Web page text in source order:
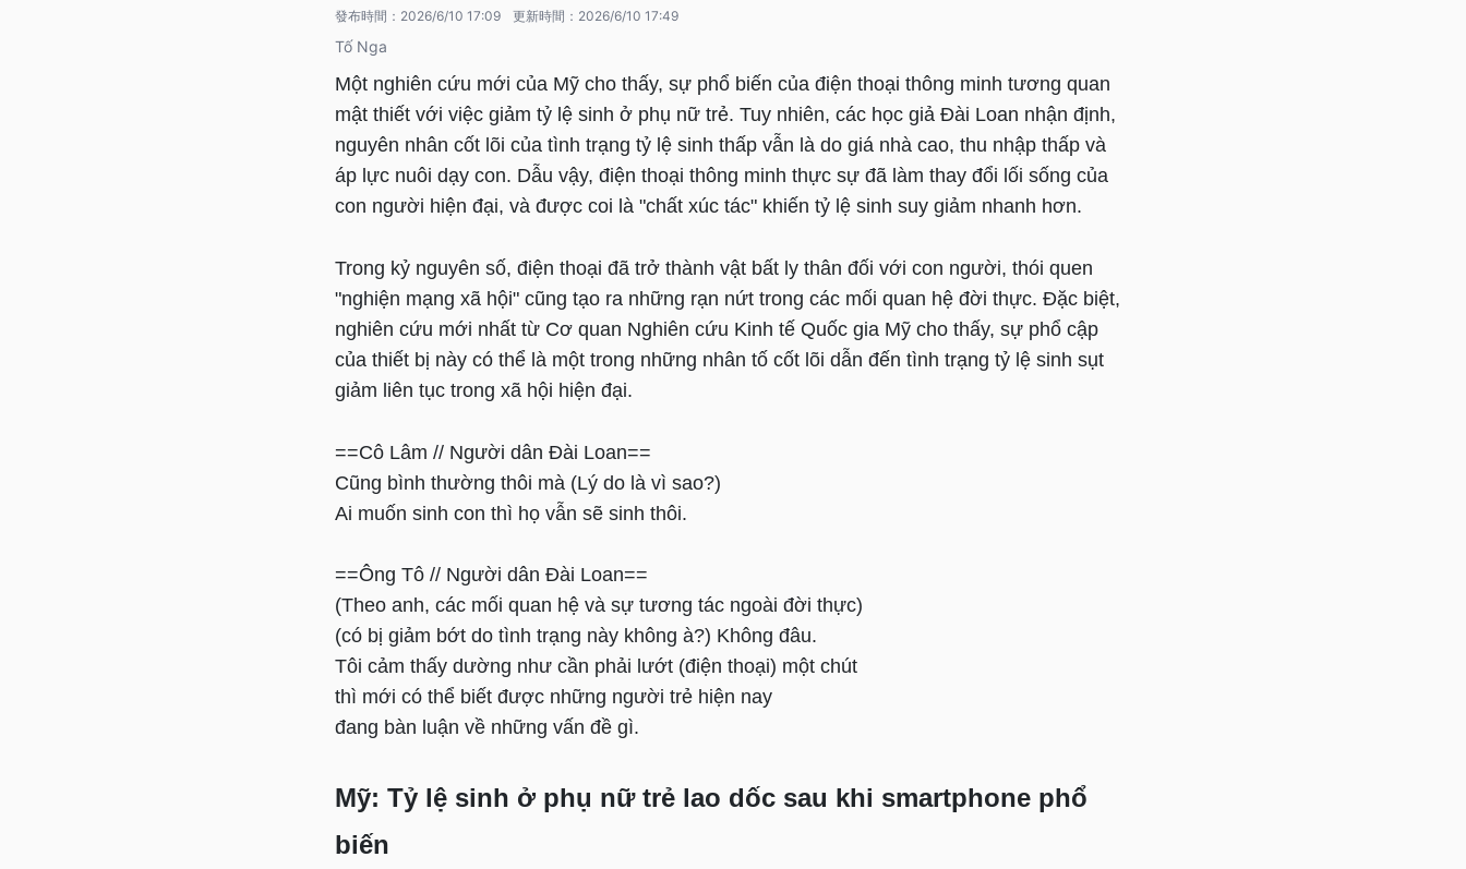
發布時間： 2026/6/10 17:09 更新時間： 2026/6/10 17:49
Tố Nga
Một nghiên cứu mới của Mỹ cho thấy, sự phổ biến của điện thoại thông minh tương quan
mật thiết với việc giảm tỷ lệ sinh ở phụ nữ trẻ. Tuy nhiên, các học giả Đài Loan nhận định,
nguyên nhân cốt lõi của tình trạng tỷ lệ sinh thấp vẫn là do giá nhà cao, thu nhập thấp và
áp lực nuôi dạy con. Dẫu vậy, điện thoại thông minh thực sự đã làm thay đổi lối sống của
con người hiện đại, và được coi là "chất xúc tác" khiến tỷ lệ sinh suy giảm nhanh hơn.
Trong kỷ nguyên số, điện thoại đã trở thành vật bất ly thân đối với con người, thói quen
"nghiện mạng xã hội" cũng tạo ra những rạn nứt trong các mối quan hệ đời thực. Đặc biệt,
nghiên cứu mới nhất từ Cơ quan Nghiên cứu Kinh tế Quốc gia Mỹ cho thấy, sự phổ cập
của thiết bị này có thể là một trong những nhân tố cốt lõi dẫn đến tình trạng tỷ lệ sinh sụt
giảm liên tục trong xã hội hiện đại.
==Cô Lâm // Người dân Đài Loan==
Cũng bình thường thôi mà (Lý do là vì sao?)
Ai muốn sinh con thì họ vẫn sẽ sinh thôi.
==Ông Tô // Người dân Đài Loan==
(Theo anh, các mối quan hệ và sự tương tác ngoài đời thực)
(có bị giảm bớt do tình trạng này không à?) Không đâu.
Tôi cảm thấy dường như cần phải lướt (điện thoại) một chút
thì mới có thể biết được những người trẻ hiện nay
đang bàn luận về những vấn đề gì.
Mỹ: Tỷ lệ sinh ở phụ nữ trẻ lao dốc sau khi smartphone phổ
biến